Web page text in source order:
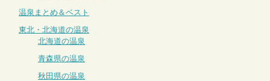
温泉まとめ＆ベスト
東北・北海道の温泉
北海道の温泉
青森県の温泉
秋田県の温泉